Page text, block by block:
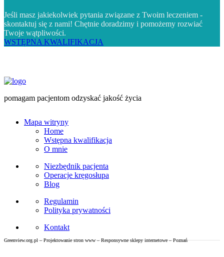
Jeśli masz jakiekolwiek pytania związane z Twoim leczeniem -
skontaktuj się z nami! Chętnie doradzimy i pomożemy rozwiać
Twoje wątpliwości.
WSTĘPNA KWALIFIKACJA
pomagam pacjentom odzyskać jakość życia
Mapa witryny
Home
Wstępna kwalifikacja
O mnie
Niezbędnik pacjenta
Operacje kręgosłupa
Blog
Regulamin
Polityka prywatności
Kontakt
Greenview.org.pl – Projektowanie stron www – Responsywne sklepy internetowe – Poznań